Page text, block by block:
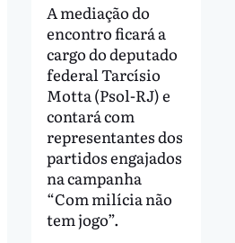
A mediação do
encontro ficará a
cargo do deputado
federal Tarcísio
Motta (Psol-RJ) e
contará com
representantes dos
partidos engajados
na campanha
“Com milícia não
tem jogo”.